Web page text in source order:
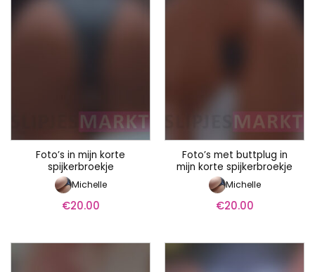
Foto’s in mijn korte
spijkerbroekje
Michelle
€20.00
Foto’s met buttplug in
mijn korte spijkerbroekje
Michelle
€20.00